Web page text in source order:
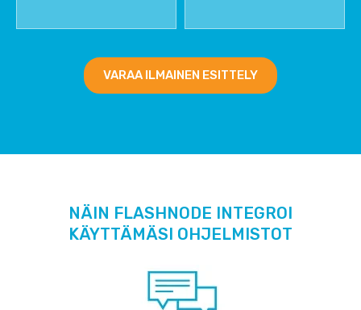
VARAA ILMAINEN ESITTELY
NÄIN FLASHNODE INTEGROI
KÄYTTÄMÄSI OHJELMISTOT